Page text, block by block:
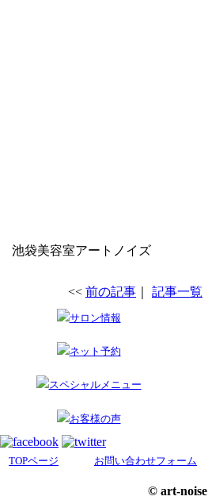
池袋美容室アートノイズ
<< 前の記事 記事一覧
サロン情報
ネット予約
スペシャルメニュー
お客様の声
TOPページ お問い合わせフォーム
© art-noise